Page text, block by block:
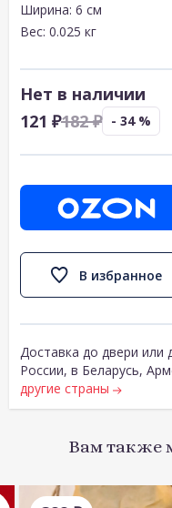
Ширина: 6 см
Вес: 0.025 кг
121 ₽182 ₽ - 34 %
Нет в наличии
В избранное
Доставка до двери или
России, в Беларусь,
другие страны
Вам также